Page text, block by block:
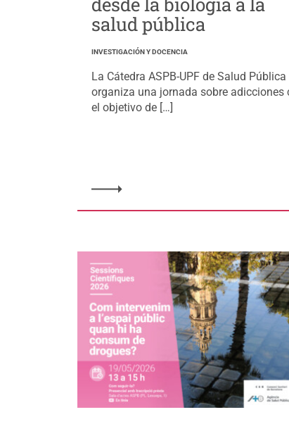
salud pública
INVESTIGACIÓN Y DOCENCIA
La Cátedra ASPB-UPF de Salud Pública
organiza una jornada sobre adicciones
el objetivo de […]